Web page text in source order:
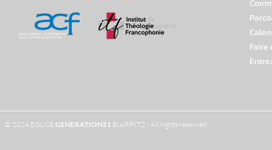
Faire
© 2024 EGLISE GENERATION21 BIARRITZ - All rights reserved